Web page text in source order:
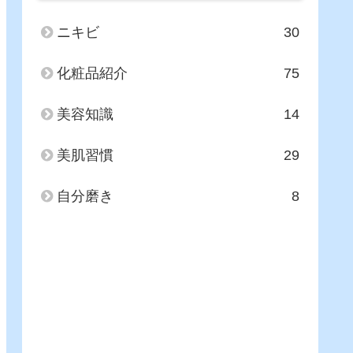
ニキビ 30
化粧品紹介 75
美容知識 14
美肌習慣 29
自分磨き 8